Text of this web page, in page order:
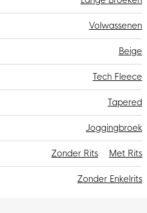
Volwassenen
Beige
Tech Fleece
Tapered
Joggingbroek
Met Rits
Zonder Rits
Zonder Enkelrits